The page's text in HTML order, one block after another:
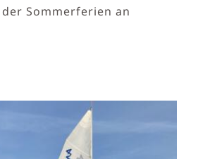
Sommerferien an